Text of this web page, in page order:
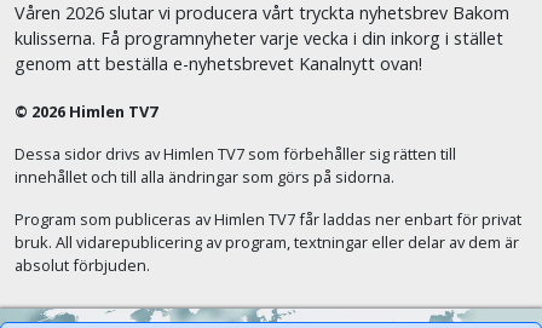
Våren 2026 slutar vi producera vårt tryckta nyhetsbrev Bakom
kulisserna. Få programnyheter varje vecka i din inkorg i stället
genom att beställa e-nyhetsbrevet Kanalnytt ovan!
© 2026 Himlen TV7
Dessa sidor drivs av Himlen TV7 som förbehåller sig rätten till
innehållet och till alla ändringar som görs på sidorna.
Program som publiceras av Himlen TV7 får laddas ner enbart för privat
bruk. All vidarepublicering av program, textningar eller delar av dem är
absolut förbjuden.